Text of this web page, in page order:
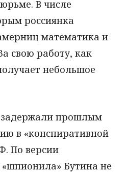
В числе
россиянка
математика и
свою работу, как
небольшое
прошлым
в «конспиративной
По версии
Бутина не